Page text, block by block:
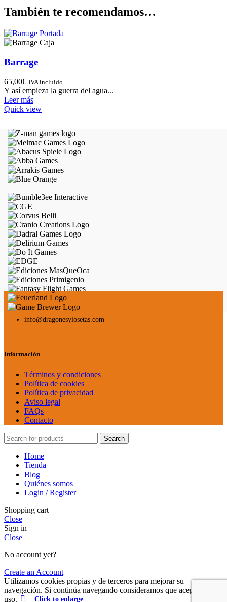
Click to enlarge
También te recomendamos…
Barrage
65,00€ IVA incluido
Y así empieza la guerra del agua...
Leer más
Quick view
info@dragonesylosetas.com
Información
Términos y condiciones
Política de cookies
Política de privacidad
Aviso legal
FAQs
Contacto
Search
Home
Tienda
Blog
Quiénes somos
Login / Register
Shopping cart
Close
Sign in
Close
No account yet?
Create an Account
Utilizamos cookies propias y de terceros para mejorar su
navegación. Si continúa navegando consideramos que acepta su
uso.